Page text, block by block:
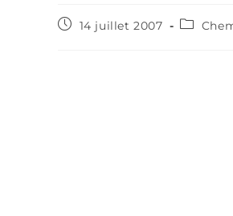
Publication
14 juillet 2007
Post